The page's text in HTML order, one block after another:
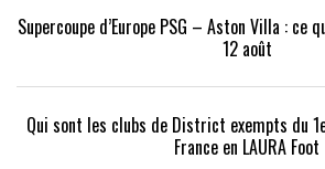
Supercoupe d’Europe PSG – Aston Villa : ce
12 août
Qui sont les clubs de District exempts du
France en LAURA Foot